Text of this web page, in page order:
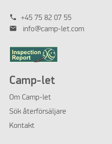
phone +45 75 82 07 55
mail info@camp-let.com
Camp-let
Om Camp-let
Sök återförsäljare
Kontakt